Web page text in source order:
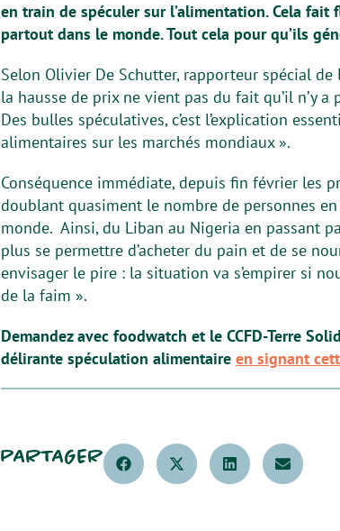
en train de spéculer sur l’alimentation. Cela
partout dans le monde. Tout cela pour qu’ils
Selon Olivier De Schutter, rapporteur spécial de
la hausse de prix ne vient pas du fait qu’il n’y
Des bulles spéculatives, c’est l’explication
alimentaires sur les marchés mondiaux ».
Conséquence immédiate, depuis fin février les
doublant quasiment le nombre de personnes
monde. Ainsi, du Liban au Nigeria en passant
plus se permettre d’acheter du pain et de se
envisager le pire : la situation va s’empirer si
de la faim ».
Demandez avec foodwatch et le CCFD-Terre
délirante spéculation alimentaire en signant
PARTAGER